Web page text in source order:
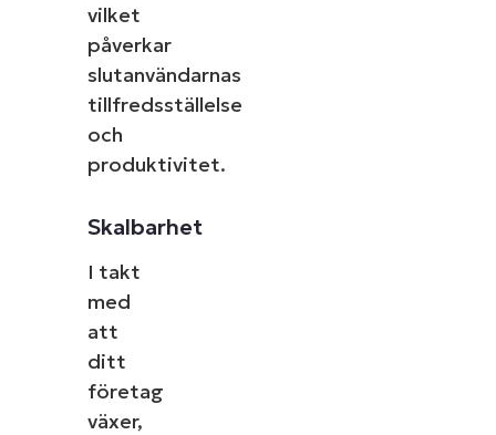
vilket
påverkar
slutanvändarnas
tillfredsställelse
och
produktivitet.
Skalbarhet
I takt
med
att
ditt
företag
växer,